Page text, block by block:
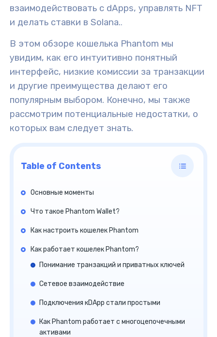
взаимодействовать с dApps, управлять NFT
и делать ставки в Solana..
В этом обзоре кошелька Phantom мы
увидим, как его интуитивно понятный
интерфейс, низкие комиссии за транзакции
и другие преимущества делают его
популярным выбором. Конечно, мы также
рассмотрим потенциальные недостатки, о
которых вам следует знать.
Table of Contents
Основные моменты
Что такое Phantom Wallet?
Как настроить кошелек Phantom
Как работает кошелек Phantom?
Понимание транзакций и приватных ключей
Сетевое взаимодействие
Подключения кDApp стали простыми
Как Phantom работает с многоцепочечными
активами